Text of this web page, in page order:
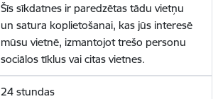
Šīs sīkdatnes ir paredzētas tādu vietņu
un satura koplietošanai, kas jūs interesē
mūsu vietnē, izmantojot trešo personu
sociālos tīklus vai citas vietnes.
24 stundas